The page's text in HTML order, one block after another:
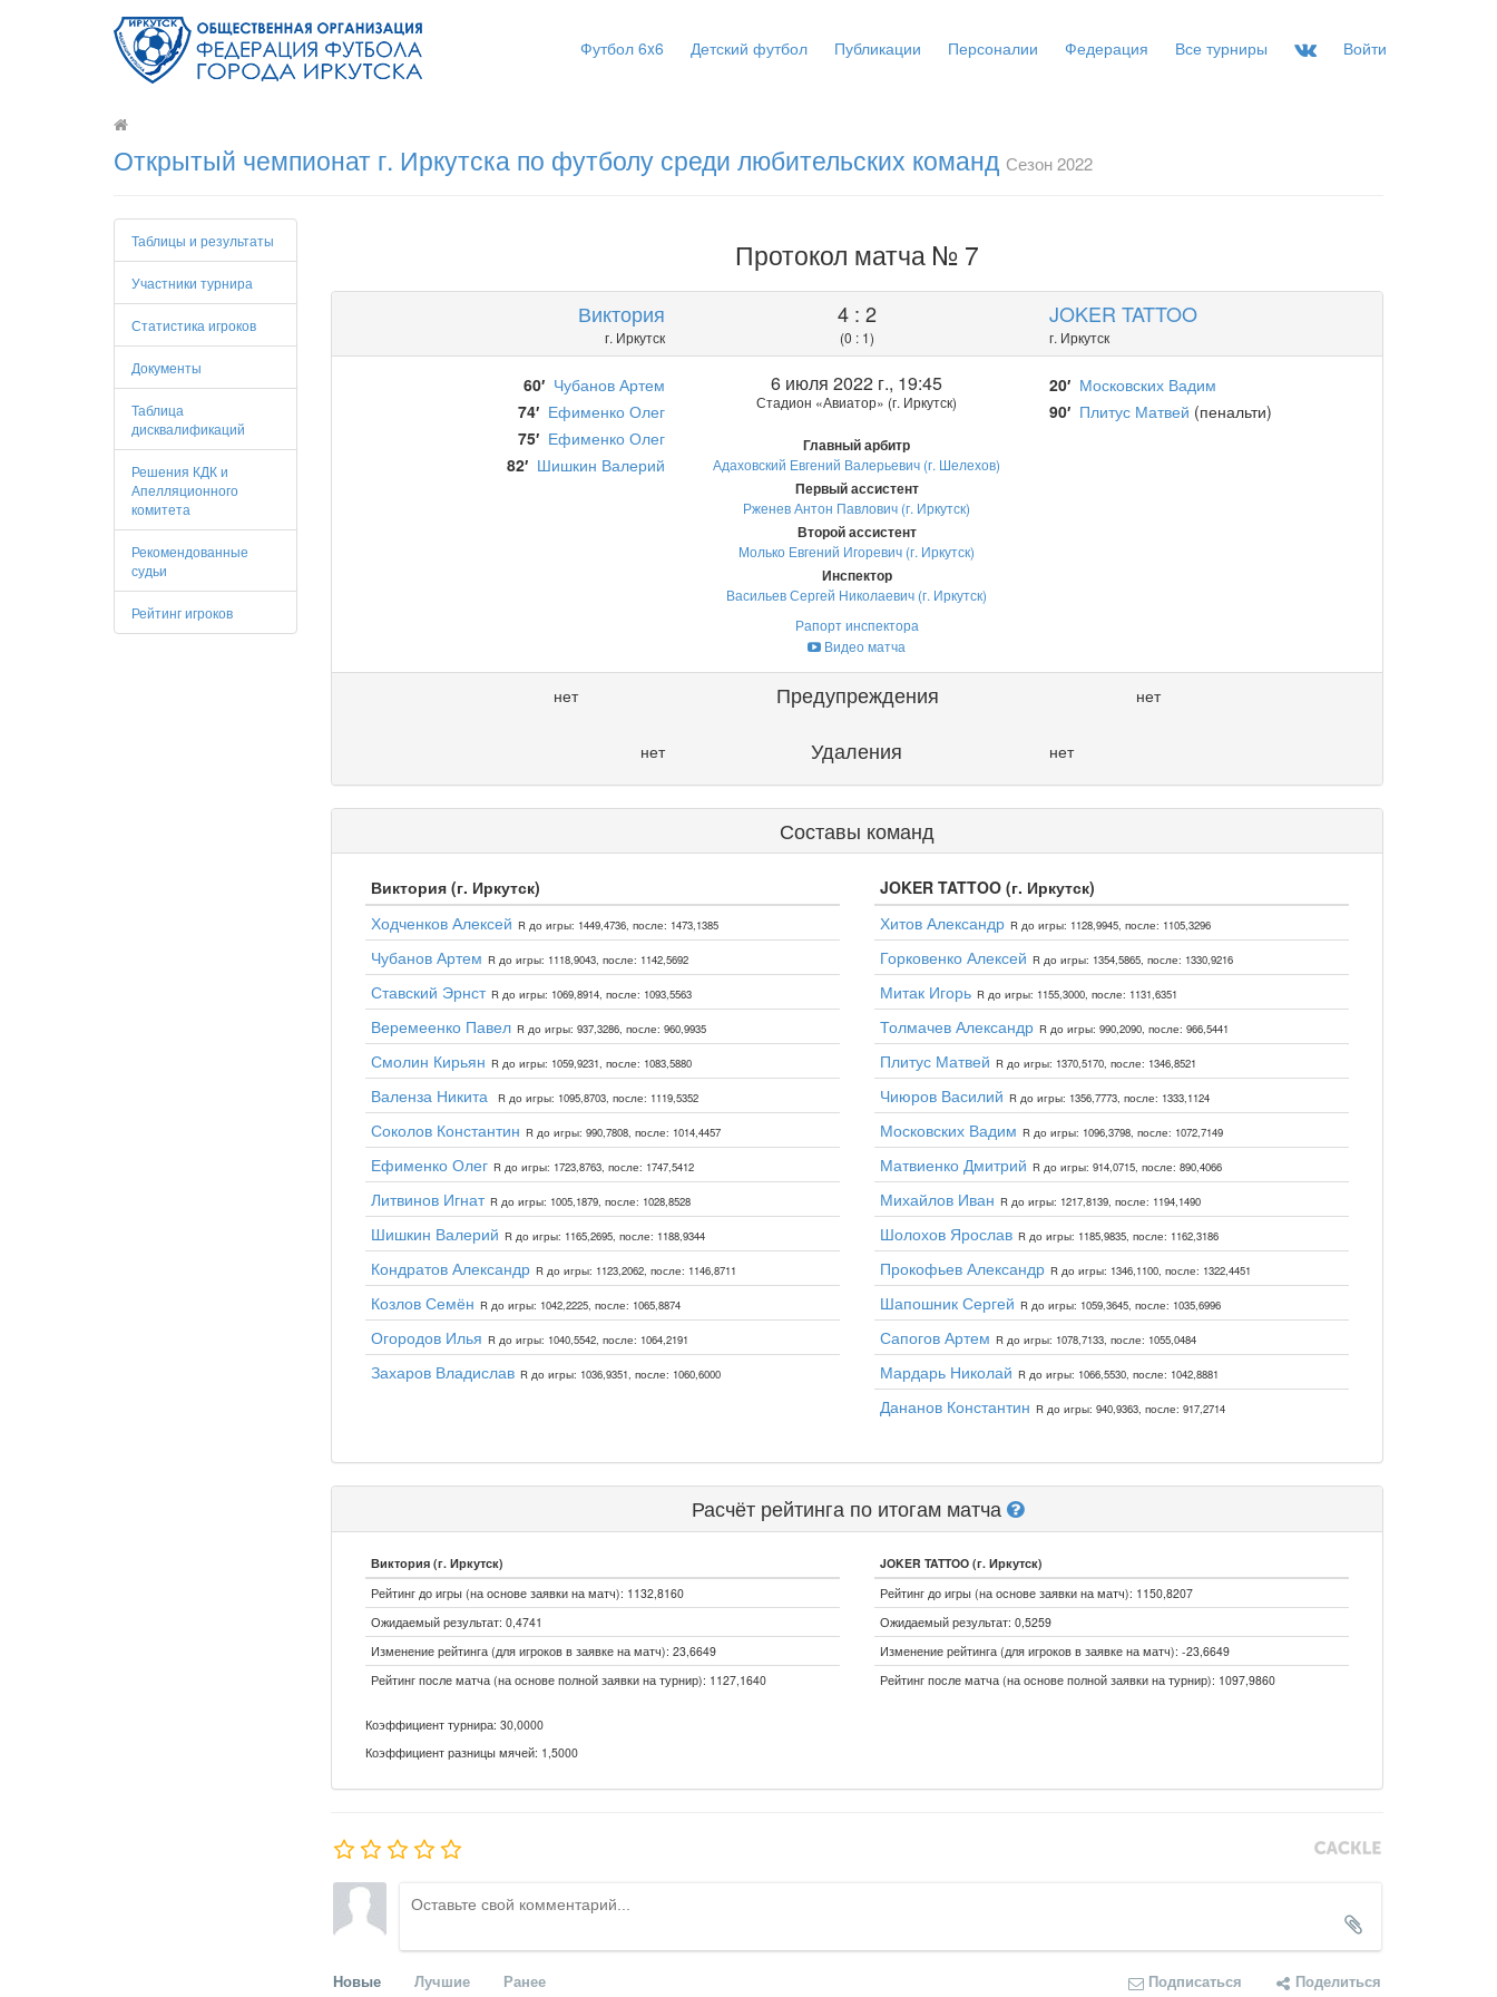
Футбол 6x6 Детский футбол Публикации Персоналии Федерация Все турниры Войти
Открытый чемпионат г. Иркутска по футболу среди любительских команд Сезон 2022
Таблицы и результаты
Участники турнира
Статистика игроков
Документы
Таблица
дисквалификаций
Решения КДК и
Апелляционного
комитета
Рекомендованные
судьи
Рейтинг игроков
Протокол матча № 7
Виктория
г. Иркутск
4 : 2
(0 : 1)
JOKER TATTOO
г. Иркутск
60′ Чубанов Артем
74′ Ефименко Олег
75′ Ефименко Олег
82′ Шишкин Валерий
6 июля 2022 г., 19:45
Стадион «Авиатор» (г. Иркутск)
Главный арбитр
Адаховский Евгений Валерьевич (г. Шелехов)
Первый ассистент
Рженев Антон Павлович (г. Иркутск)
Второй ассистент
Молько Евгений Игоревич (г. Иркутск)
Инспектор
Васильев Сергей Николаевич (г. Иркутск)
Рапорт инспектора
Видео матча
20′ Московских Вадим
90′ Плитус Матвей (пенальти)
нет Предупреждения нет
нет Удаления нет
Составы команд
Виктория (г. Иркутск)
Ходченков Алексей R до игры: 1449,4736, после: 1473,1385
Чубанов Артем R до игры: 1118,9043, после: 1142,5692
Ставский Эрнст R до игры: 1069,8914, после: 1093,5563
Веремеенко Павел R до игры: 937,3286, после: 960,9935
Смолин Кирьян R до игры: 1059,9231, после: 1083,5880
Валенза Никита R до игры: 1095,8703, после: 1119,5352
Соколов Константин R до игры: 990,7808, после: 1014,4457
Ефименко Олег R до игры: 1723,8763, после: 1747,5412
Литвинов Игнат R до игры: 1005,1879, после: 1028,8528
Шишкин Валерий R до игры: 1165,2695, после: 1188,9344
Кондратов Александр R до игры: 1123,2062, после: 1146,8711
Козлов Семён R до игры: 1042,2225, после: 1065,8874
Огородов Илья R до игры: 1040,5542, после: 1064,2191
Захаров Владислав R до игры: 1036,9351, после: 1060,6000
JOKER TATTOO (г. Иркутск)
Хитов Александр R до игры: 1128,9945, после: 1105,3296
Горковенко Алексей R до игры: 1354,5865, после: 1330,9216
Митак Игорь R до игры: 1155,3000, после: 1131,6351
Толмачев Александр R до игры: 990,2090, после: 966,5441
Плитус Матвей R до игры: 1370,5170, после: 1346,8521
Чиюров Василий R до игры: 1356,7773, после: 1333,1124
Московских Вадим R до игры: 1096,3798, после: 1072,7149
Матвиенко Дмитрий R до игры: 914,0715, после: 890,4066
Михайлов Иван R до игры: 1217,8139, после: 1194,1490
Шолохов Ярослав R до игры: 1185,9835, после: 1162,3186
Прокофьев Александр R до игры: 1346,1100, после: 1322,4451
Шапошник Сергей R до игры: 1059,3645, после: 1035,6996
Сапогов Артем R до игры: 1078,7133, после: 1055,0484
Мардарь Николай R до игры: 1066,5530, после: 1042,8881
Дананов Константин R до игры: 940,9363, после: 917,2714
Расчёт рейтинга по итогам матча
Виктория (г. Иркутск)
Рейтинг до игры (на основе заявки на матч): 1132,8160
Ожидаемый результат: 0,4741
Изменение рейтинга (для игроков в заявке на матч): 23,6649
Рейтинг после матча (на основе полной заявки на турнир): 1127,1640
JOKER TATTOO (г. Иркутск)
Рейтинг до игры (на основе заявки на матч): 1150,8207
Ожидаемый результат: 0,5259
Изменение рейтинга (для игроков в заявке на матч): -23,6649
Рейтинг после матча (на основе полной заявки на турнир): 1097,9860
Коэффициент турнира: 30,0000
Коэффициент разницы мячей: 1,5000
Новые Лучшие Ранее Подписаться Поделиться